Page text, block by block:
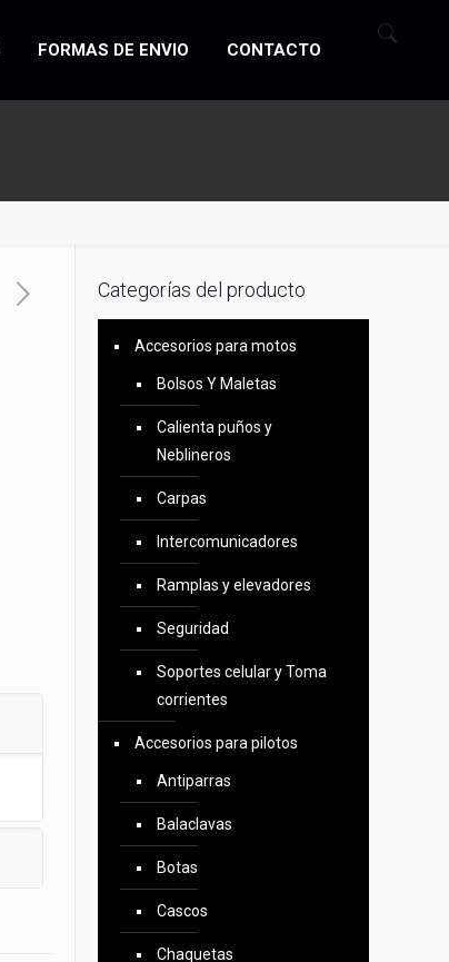
FORMAS DE ENVIO CONTACTO
Categorías del producto
Accesorios para motos
Bolsos Y Maletas
Calienta puños y
Neblineros
Carpas
Intercomunicadores
Ramplas y elevadores
Seguridad
Soportes celular y Toma
corrientes
Accesorios para pilotos
Antiparras
Balaclavas
Botas
Cascos
Chaquetas